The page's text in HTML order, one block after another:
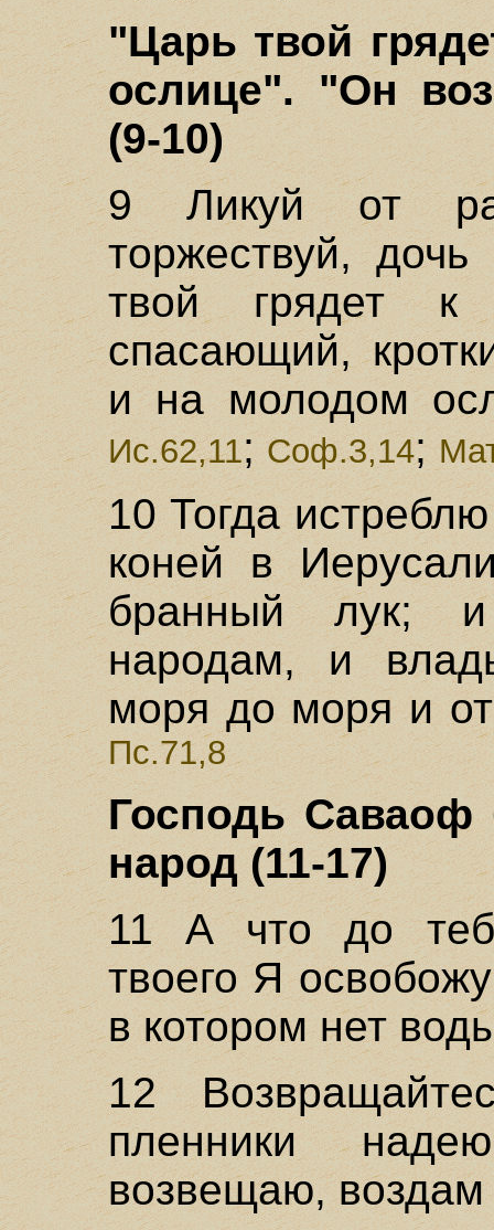
"Царь твой
ослице". "Он
(9-10)
9 Ликуй от
торжествуй,
твой грядет
спасающий,
и на молодом
Ис.62,11;Соф.3,14;
10 Тогда
коней в
бранный лук;
народам, и
моря до моря и
Пс.71,8
Господь Саваоф
народ (11-17)
11 А что до
твоего Я
в котором нет
12
пленники
возвещаю, воздам